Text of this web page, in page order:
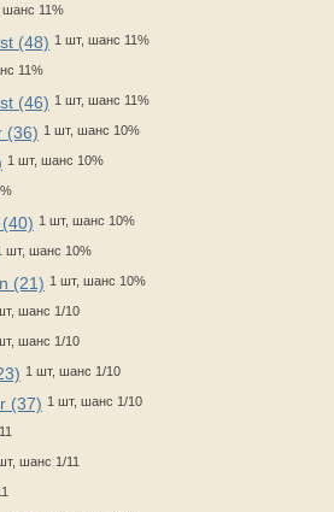
шанс 11%
(48) 1 шт, шанс 11%
11%
(46) 1 шт, шанс 11%
(36) 1 шт, шанс 10%
1 шт, шанс 10%
1 шт, шанс 10%
шт, шанс 10%
(21) 1 шт, шанс 10%
шанс 1/10
шанс 1/10
1 шт, шанс 1/10
(37) 1 шт, шанс 1/10
шанс 1/11